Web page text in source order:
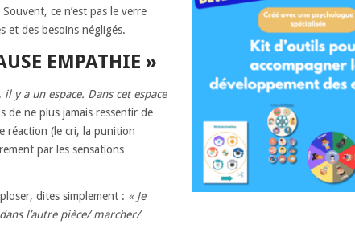
ce n’est pas le verre
et des besoins négligés.
EMPATHIE »
y a un espace. Dans cet espace
de ne plus jamais ressentir de
réaction (le cri, la punition
par les sensations
dites simplement : « Je
l’autre pièce/ marcher/